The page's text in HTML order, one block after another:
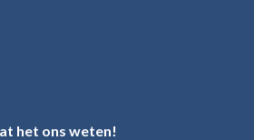
het ons weten!